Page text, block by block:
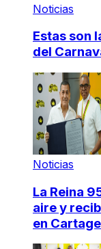
Noticias
Estas son
del
Noticias
La Reina
aire y
en